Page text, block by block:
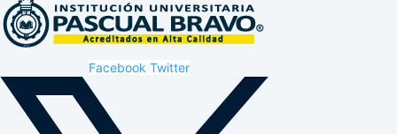
Facebook Twitter